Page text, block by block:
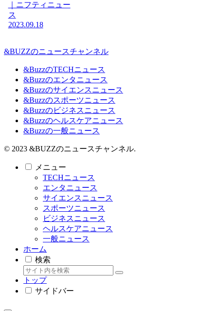
｜ニフティニュー
ス
2023.09.18
&BUZZのニュースチャンネル
&BuzzのTECHニュース
&Buzzのエンタニュース
&Buzzのサイエンスニュース
&Buzzのスポーツニュース
&Buzzのビジネスニュース
&Buzzのヘルスケアニュース
&Buzzの一般ニュース
© 2023 &BUZZのニュースチャンネル.
メニュー
TECHニュース
エンタニュース
サイエンスニュース
スポーツニュース
ビジネスニュース
ヘルスケアニュース
一般ニュース
ホーム
検索
トップ
サイドバー